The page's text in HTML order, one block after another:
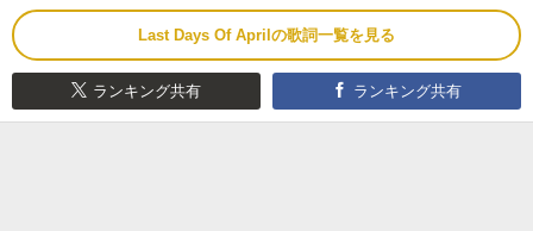
Last Days Of Aprilの歌詞一覧を見る
ランキング共有 ランキング共有